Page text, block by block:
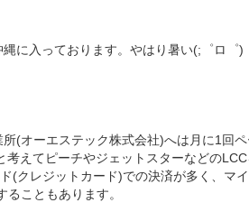
縄に入っております。やはり暑い(;゜ロ゜)
所(オーエステック株式会社)へは月に1回
考えてピーチやジェットスターなどの
(クレジットカード)での決済が多く、マ
ることもあります。